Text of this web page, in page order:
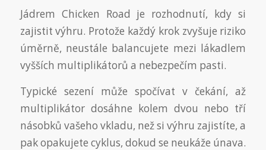
Jádrem Chicken Road je rozhodnutí, kdy si
zajistit výhru. Protože každý krok zvyšuje riziko
úměrně, neustále balancujete mezi lákadlem
vyšších multiplikátorů a nebezpečím pasti.
Typické sezení může spočívat v čekání, až
multiplikátor dosáhne kolem dvou nebo tří
násobků vašeho vkladu, než si výhru zajistíte, a
pak opakujete cyklus, dokud se neukáže únava.